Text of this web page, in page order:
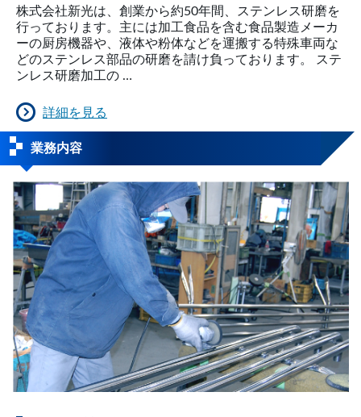
株式会社新光は、創業から約50年間、ステンレス研磨を
行っております。主には加工食品を含む食品製造メーカ
ーの厨房機器や、液体や粉体などを運搬する特殊車両な
どのステンレス部品の研磨を請け負っております。 ステ
ンレス研磨加工の …
詳細を見る
業務内容